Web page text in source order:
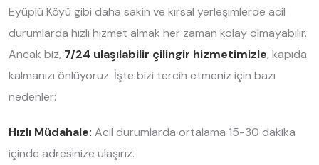
Eyüplü Köyü gibi daha sakin ve kırsal yerleşimlerde acil
durumlarda hızlı hizmet almak her zaman kolay olmayabilir.
Ancak biz, 7/24 ulaşılabilir çilingir hizmetimizle, kapıda
kalmanızı önlüyoruz. İşte bizi tercih etmeniz için bazı
nedenler:
Hızlı Müdahale: Acil durumlarda ortalama 15-30 dakika
içinde adresinize ulaşırız.